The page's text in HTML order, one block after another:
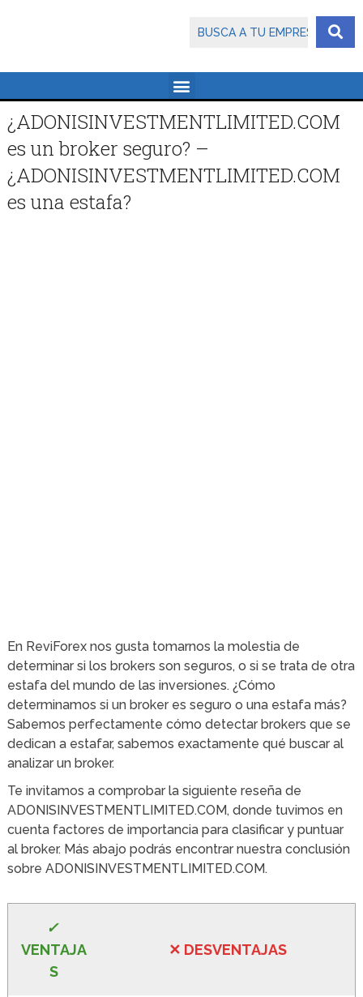
¿ADONISINVESTMENTLIMITED.COM
es un broker seguro? –
¿ADONISINVESTMENTLIMITED.COM
es una estafa?
En ReviForex nos gusta tomarnos la molestia de
determinar si los brokers son seguros, o si se trata de otra
estafa del mundo de las inversiones. ¿Cómo
determinamos si un broker es seguro o una estafa más?
Sabemos perfectamente cómo detectar brokers que se
dedican a estafar, sabemos exactamente qué buscar al
analizar un broker.
Te invitamos a comprobar la siguiente reseña de
ADONISINVESTMENTLIMITED.COM, donde tuvimos en
cuenta factores de importancia para clasificar y puntuar
al broker. Más abajo podrás encontrar nuestra conclusión
sobre ADONISINVESTMENTLIMITED.COM.
✓
VENTAJA
S
✕ DESVENTAJAS